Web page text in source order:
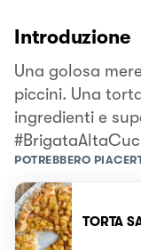
Introduzione
Una golosa
piccini. Una
ingredienti e
POTREBBERO
TORTA